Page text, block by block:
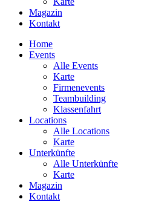
Magazin
Kontakt
Home
Events
Alle Events
Karte
Firmenevents
Teambuilding
Klassenfahrt
Locations
Alle Locations
Karte
Unterkünfte
Alle Unterkünfte
Karte
Magazin
Kontakt